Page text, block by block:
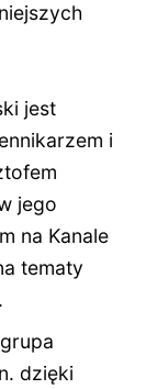
jest
i
jego
na Kanale
tematy
dzięki